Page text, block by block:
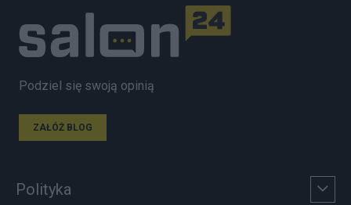
Podziel się swoją opinią
ZAŁÓŻ BLOG
Polityka